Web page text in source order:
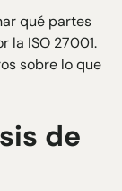
qué partes
la ISO 27001.
sobre lo que
de